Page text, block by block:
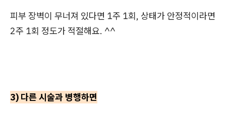
피부 장벽이 무너져 있다면 1주 1회, 상태가 안정적이라면
2주 1회 정도가 적절해요. ^^
3) 다른 시술과 병행하면